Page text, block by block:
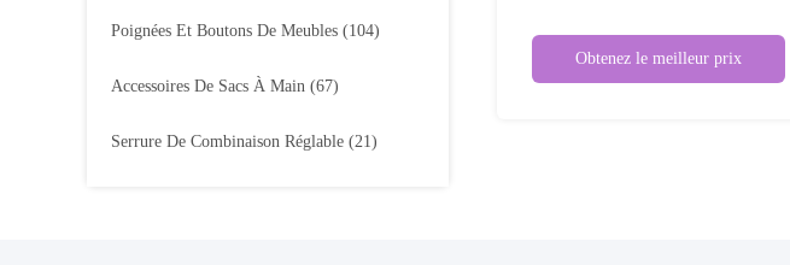
Poignées Et Boutons De Meubles (104)
Accessoires De Sacs À Main (67)
Serrure De Combinaison Réglable (21)
Obtenez le meilleur prix